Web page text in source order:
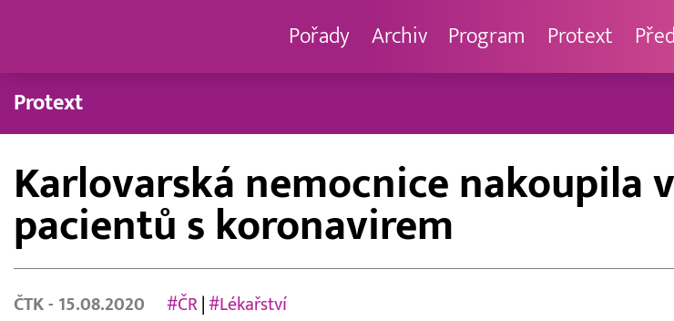
Pořady Archiv Program Protext
Protext
Karlovarská nemocnice nakoupila
pacientů s koronavirem
ČTK - 15.08.2020 #ČR| #Lékařství